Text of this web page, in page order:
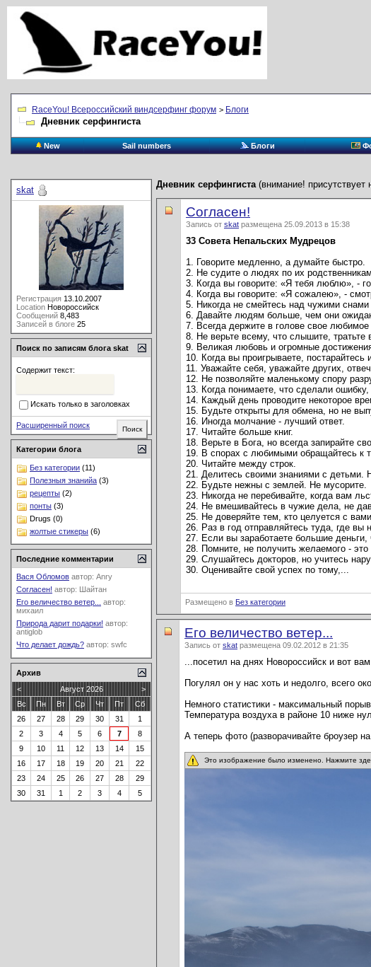
RaceYou! Всероссийский виндсерфинг форум > Блоги
Дневник серфингиста
New Sail numbers Блоги
Дневник серфингиста(внимание! присутствует
Согласен!
Запись от skat размещена 25.09.2013 в 15:38
33 Совета Непальских Мудрецов
1. Говорите медленно, а думайте быстро.
2. Не судите о людях по их
3. Когда вы говорите: «Я тебя люблю», -
4. Когда вы говорите: «Я сожалею», -
5. Никогда не смейтесь над чужими
6. Давайте людям больше, чем они
7. Всегда держите в голове свое любимое
8. Не верьте всему, что слышите, тратьте
9. Великая любовь и огромные
10. Когда вы проигрываете, постарайтесь
11. Уважайте себя, уважайте других,
12. Не позволяйте маленькому спору
13. Когда понимаете, что сделали
14. Каждый день проводите некоторое
15. Будьте открыты для обмена, но не
16. Иногда молчание - лучший ответ.
17. Читайте больше книг.
18. Верьте в Бога, но всегда запирайте
19. В спорах с любимыми обращайтесь к
20. Читайте между строк.
21. Делитесь своими знаниями с детьми.
22. Будьте нежны с землей. Не мусорите.
23. Никогда не перебивайте, когда вам
24. Не вмешивайтесь в чужие дела, не
25. Не доверяйте тем, кто целуется с
26. Раз в год отправляйтесь туда, где вы
27. Если вы заработаете большие
28. Помните, не получить желаемого - это
29. Слушайтесь докторов, но учитесь
30. Оценивайте свой успех по тому,...
Размещено в Без категории
Его величество ветер...
Запись от skat размещена 09.02.2012 в 21:35
...посетил на днях Новороссийск и вот
Погулял он у нас хоть и недолго, всего
Немного статистики - максимальный
Температура воздуха в районе 10 ниже
А теперь фото (разворачивайте броузер
Это изображение было изменено. Нажмите
skat
Регистрация 13.10.2007
Location Новороссийск
Сообщений 8,483
Записей в блоге 25
Поиск по записям блога skat
Содержит текст:
Искать только в заголовках
Расширенный поиск
Категории блога
Без категории (11)
Полезныя знанийа (3)
рецепты (2)
понты (3)
Drugs (0)
жолтые стикеры (6)
Последние комментарии
Вася Обломов автор: Anry
Согласен! автор: Шайтан
Его величество ветер... автор:
михаил
Природа дарит подарки! автор:
antiglob
Что делает дождь? автор: swfc
Архив
<
>
Август 2026
Вс
Пн Вт Ср Чт Пт
Сб
26
27 28 29 30 31
1
2
3 4 5 6 7
8
9
10 11 12 13 14
15
16
17 18 19 20 21
22
23
24 25 26 27 28
29
30
31 1 2 3 4 5